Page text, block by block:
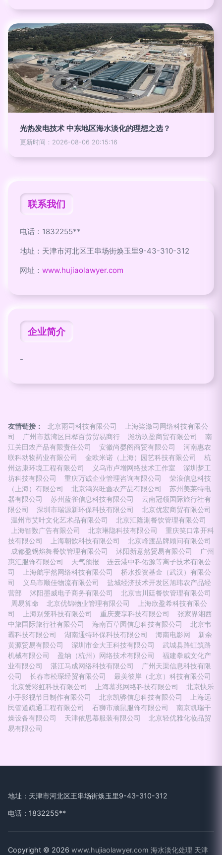
光热发电技术 中东地区海水淡化的理想之选？
更新时间：2026-08-06 20:15:16
联系我们
电话：1832255**
地址：天津市河北区王串场街焕玉里9-43-310-312
网址： www.hujiaolawyer.com
企业简介
-
友情链接： 北京雨司科技有限公司
上海桨潋司网络科技有限公
司
广州市荔湾区日桦百货贸易商行 潍坊玖盈商贸有限公司
南
江关田农产品有限责任公司
安徽尚婴阁商贸有限公司
河南惠农
联科动物药业有限公司
金欧米诺（上海）园艺科技有限公司
杭
州达康环境工程有限公司
义乌市卢增网络技术工作室
深圳梦工
坊科技有限公司
重庆万诚企业管理咨询有限公司
荣浪信息科技
（上海）有限公司
北京鸿兴旺鑫农产品有限公司
苏州美莱特电
器有限公司
苏州蓝雀信息科技有限公司
云南冠领国际旅行社有
限公司
深圳市瑞源新环保科技有限公司
北京优宏商贸有限公司
温州市艾叶文化艺术品有限公司
北京汇隆涮餐饮管理有限公司
上海智数广告有限公司
北京琳隐科技有限公司
重庆笑口常开科
技有限公司
上海朝歆科技有限公司
北京峰渡品牌顾问有限公司
成都盈锅焰舞餐饮管理有限公司
沭阳新意然贸易有限公司
广州
惠汇服饰有限公司
天气预报
连云港中科佑源等离子技术有限公
司
上海航宇然网络科技有限公司
桥水投资基金（武汉）有限公
司
义乌市顺佳物流有限公司
盐城经济技术开发区旭玮农产品经
营部
沭阳墨威电子商务有限公司
北京吉川廷餐饮管理有限公司
周易算命
北京优锦物业管理有限公司
上海欣盈希科技有限公
司
上海别笼科技有限公司 重庆麦享科技有限公司
张家界湘西
中旅国际旅行社有限公司
海南百草园信息科技有限公司
北京韦
霸科技有限公司
湖南通特环保科技有限公司 海南电影网
新余
黄源贸易有限公司
深圳市金大王科技有限公司
武城县路虹筑路
机械有限公司
盈纳（杭州）网络技术有限公司
福建拳威文化产
业有限公司
湛江马成网络科技有限公司
广州天渠信息科技有限
公司
长春市松琛经贸有限公司
最美彼岸（北京）科技有限公司
北京爱彩虹科技有限公司
上海慕兆网络科技有限公司
北京快乐
小手影视节目制作有限公司
北京凯骅信息科技有限公司
上海远
民管道疏通工程有限公司
石狮市顽鼠服饰有限公司
南京凯瑞干
燥设备有限公司
天津依思慕服装有限公司
北京轻优雅化妆品贸
易有限公司
地址：天津市河北区王串场街焕玉里9-43-310-312
电话：1832255**
Copyright © 2026 www.hujiaolawyer.com 海水淡化处理 天津